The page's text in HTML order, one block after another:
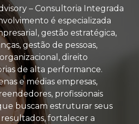
– Consultoria Integrada
é especializada
gestão estratégica,
gestão de pessoas,
direito
de alta performance.
e médias empresas,
profissionais
buscam estruturar seus
fortalecer a